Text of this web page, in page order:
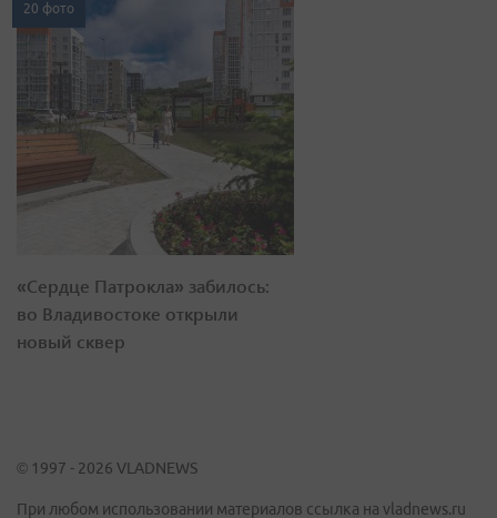
20 фото
«Сердце Патрокла» забилось:
во Владивостоке открыли
новый сквер
© 1997 - 2026 VLADNEWS
При любом использовании материалов ссылка на vladnews.ru